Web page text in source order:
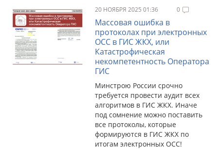
20 НОЯБРЯ 2025 01:36 0
Массовая ошибка в
протоколах при электронных
ОСС в ГИС ЖКХ, или
Катастрофическая
некомпетентность Оператора
ГИС
Минстрою России срочно
требуется провести аудит всех
алгоритмов в ГИС ЖКХ. Иначе
под сомнение можно поставить
все протоколы, которые
формируются в ГИС ЖКХ по
итогам электронных ОСС!